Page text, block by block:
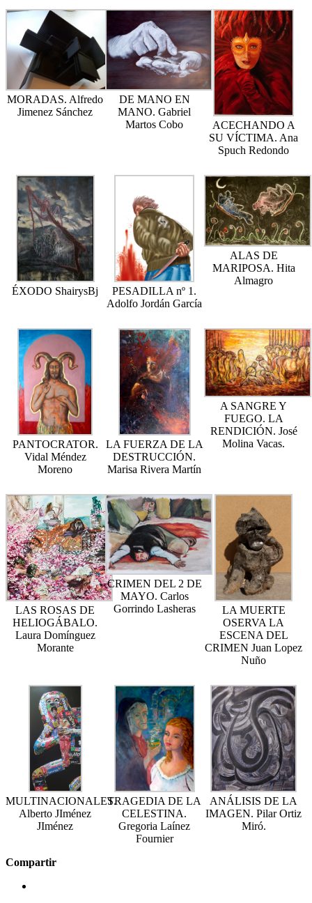
MORADAS. Alfredo
Jimenez Sánchez
DE MANO EN
MANO. Gabriel
Martos Cobo
ACECHANDO A
SU VÍCTIMA. Ana
Spuch Redondo
ÉXODO ShairysBj
PESADILLA nº 1.
Adolfo Jordán García
ALAS DE
MARIPOSA. Hita
Almagro
PANTOCRATOR.
Vidal Méndez
Moreno
LA FUERZA DE LA
DESTRUCCIÓN.
Marisa Rivera Martín
A SANGRE Y
FUEGO. LA
RENDICIÓN. José
Molina Vacas.
LAS ROSAS DE
HELIOGÁBALO.
Laura Domínguez
Morante
CRIMEN DEL 2 DE
MAYO. Carlos
Gorrindo Lasheras
LA MUERTE
OSERVA LA
ESCENA DEL
CRIMEN Juan Lopez
Nuño
MULTINACIONALES.
Alberto JIménez
JIménez
TRAGEDIA DE LA
CELESTINA.
Gregoria Laínez
Fournier
ANÁLISIS DE LA
IMAGEN. Pilar Ortiz
Miró.
Compartir